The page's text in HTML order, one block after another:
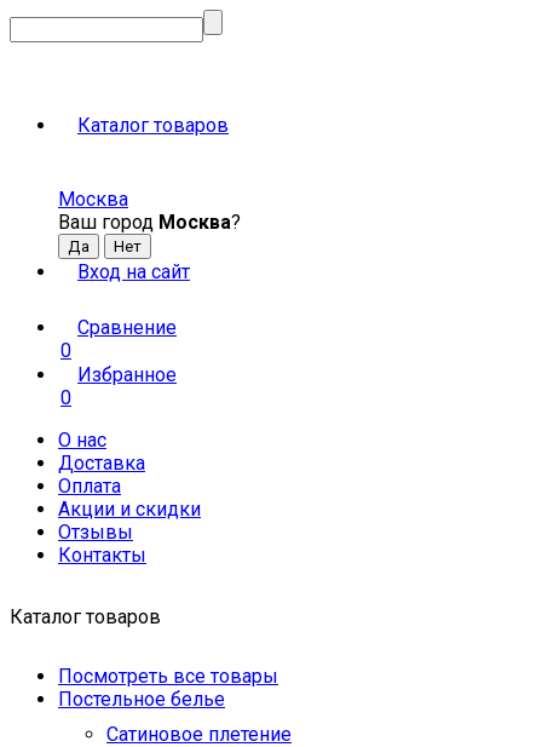
Каталог товаров
Москва
Ваш город Москва?
Вход на сайт
Сравнение
0
Избранное
0
О нас
Доставка
Оплата
Акции и скидки
Отзывы
Контакты
Каталог товаров
Посмотреть все товары
Постельное белье
Сатиновое плетение